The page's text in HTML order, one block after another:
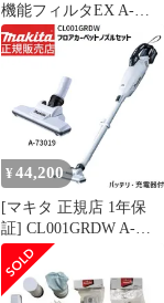
機能フィルタEX A-
68971 カプセル式クリ
ーナ用 makita 充電式 ク
リーナー 掃除機 純正
パーツ 部品 正規品 繰
り返し使える エコ 経済
的 交換 フィルター お
すすめ
¥ 44,200
[マキタ 正規店 1年保
証] CL001GRDW A-
73019 セット【バッテ
リー 充電器付き】
40Vmax カプセル式 充